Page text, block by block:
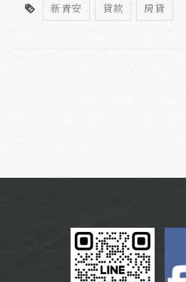
新青安 貸款 房貸